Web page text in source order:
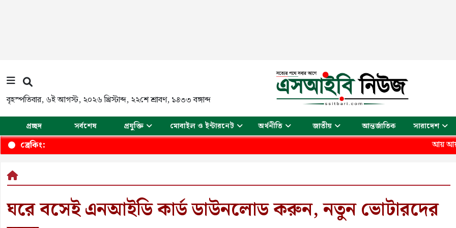
বৃহস্পতিবার,৬ই আগস্ট, ২০২৬ খ্রিস্টাব্দ,২২শে শ্রাবণ, ১৪৩৩ বঙ্গাব্দ
প্রচ্ছদ সর্বশেষ প্রযুক্তি মোবাইল ও ইন্টারনেট অর্থনীতি জাতীয় আন্তর্জাতিক সারাদেশ
ব্রেকিং: আয় আয় চাঁদ মামা
ঘরে বসেই এনআইডি কার্ড ডাউনলোড করুন, নতুন ভোটারদের